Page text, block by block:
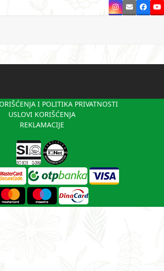
Instagram
Email
I POLITIKA PRIVATNOSTI
USLOVI KORIŠĆENJA
REKLAMACIJE